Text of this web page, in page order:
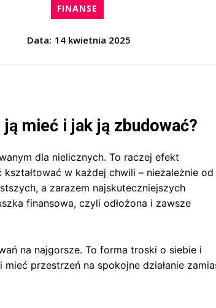
FINANSE
Data: 14 kwietnia 2025
mieć i jak ją zbudować?
dla nielicznych. To raczej efekt
w każdej chwili – niezależnie od
a zarazem najskuteczniejszych
finansowa, czyli odłożona i zawsze
na najgorsze. To forma troski o siebie i
przestrzeń na spokojne działanie